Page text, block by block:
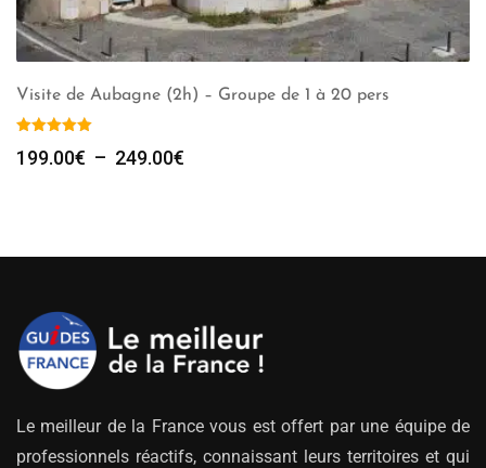
Visite de Aubagne (2h) – Groupe de 1 à 20 pers
199.00€ – 249.00€
à
Le meilleur de la France vous est offert par une équipe de
professionnels réactifs, connaissant leurs territoires et qui